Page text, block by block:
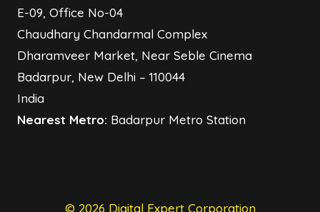
E-09, Office No-04
Chaudhary Chandarmal Complex
Dharamveer Market, Near Seble Cinema
Badarpur, New Delhi – 110044
India
Nearest Metro: Badarpur Metro Station
© 2026 Digital Expert Corporation